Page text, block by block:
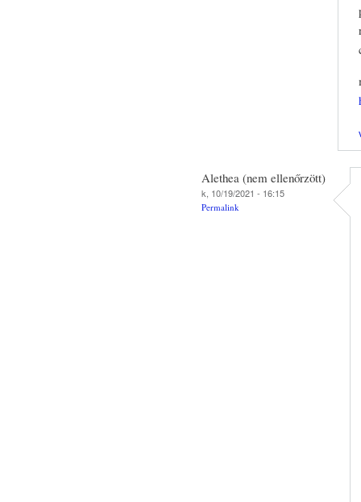
Alethea (nem ellenőrzött)
k, 10/19/2021 - 16:15
Permalink